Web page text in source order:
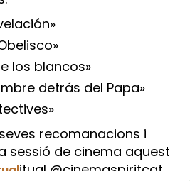
los blancos»
detrás del Papa»
recomanacions i
sessió de cinema aquest
itual @cinemaspiritcat